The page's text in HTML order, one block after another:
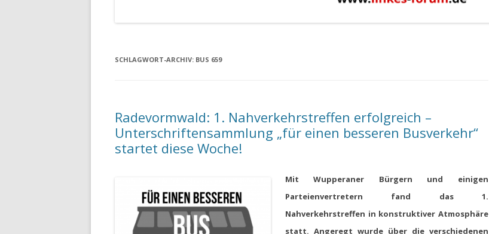
SCHLAGWORT-ARCHIV: BUS 659
Radevormwald: 1. Nahverkehrstreffen erfolgreich –
Unterschriftensammlung „für einen besseren Busverkehr“
startet diese Woche!
Mit Wupperaner Bürgern und einigen
Parteienvertretern fand das 1.
Nahverkehrstreffen in konstruktiver Atmosphäre
statt. Angeregt wurde über die verschiedenen